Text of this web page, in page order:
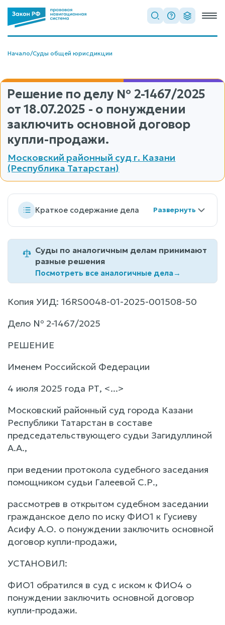
Начало/Суды общей юрисдикции
Решение по делу № 2-1467/2025
от 18.07.2025 - о понуждении
заключить основной договор
купли-продажи.
Московский районный суд г. Казани
(Республика Татарстан)
Краткое содержание дела
Суды по аналогичным делам принимают
разные решения
Посмотреть все аналогичные дела→
Копия УИД: 16RS0048-01-2025-001508-50
Дело № 2-1467/2025
РЕШЕНИЕ
Именем Российской Федерации
4 июля 2025 года РТ, <...>
Московский районный суд города Казани
Республики Татарстан в составе
председательствующего судьи Загидуллиной
А.А.,
при ведении протокола судебного заседания
помощником судьи Галеевой С.Р.,
рассмотрев в открытом судебном заседании
гражданское дело по иску ФИО1 к Гусиеву
Асифу А.О. о понуждении заключить основной
договор купли-продажи,
УСТАНОВИЛ:
ФИО1 обратился в суд с иском к ФИО4 о
понуждении заключить основной договор
купли-продажи.